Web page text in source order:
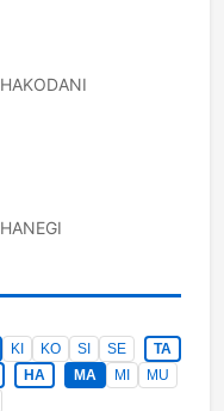
HAKODANI
HANEGI
KI KO SI SE
TA
HA MA MI
MU